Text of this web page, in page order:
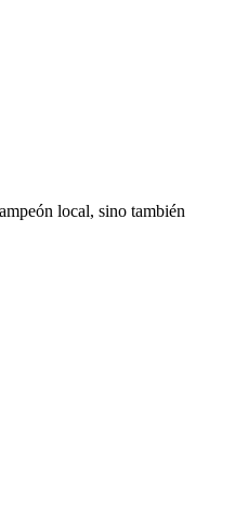
local, sino también